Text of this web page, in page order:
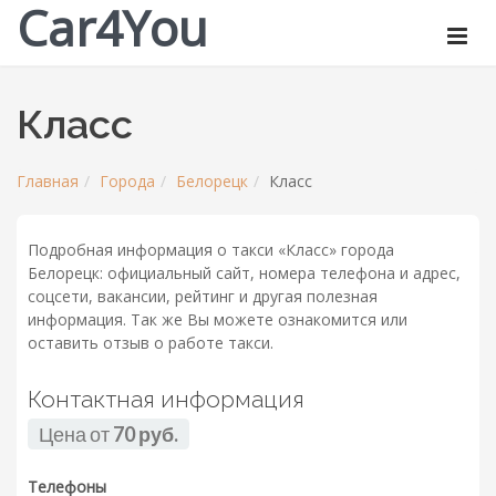
Car4You
Класс
Главная Города Белорецк Класс
Подробная информация о такси «Класс» города
Белорецк: официальный сайт, номера телефона и адрес,
соцсети, вакансии, рейтинг и другая полезная
информация. Так же Вы можете ознакомится или
оставить отзыв о работе такси.
Контактная информация
Цена от70 руб.
Телефоны